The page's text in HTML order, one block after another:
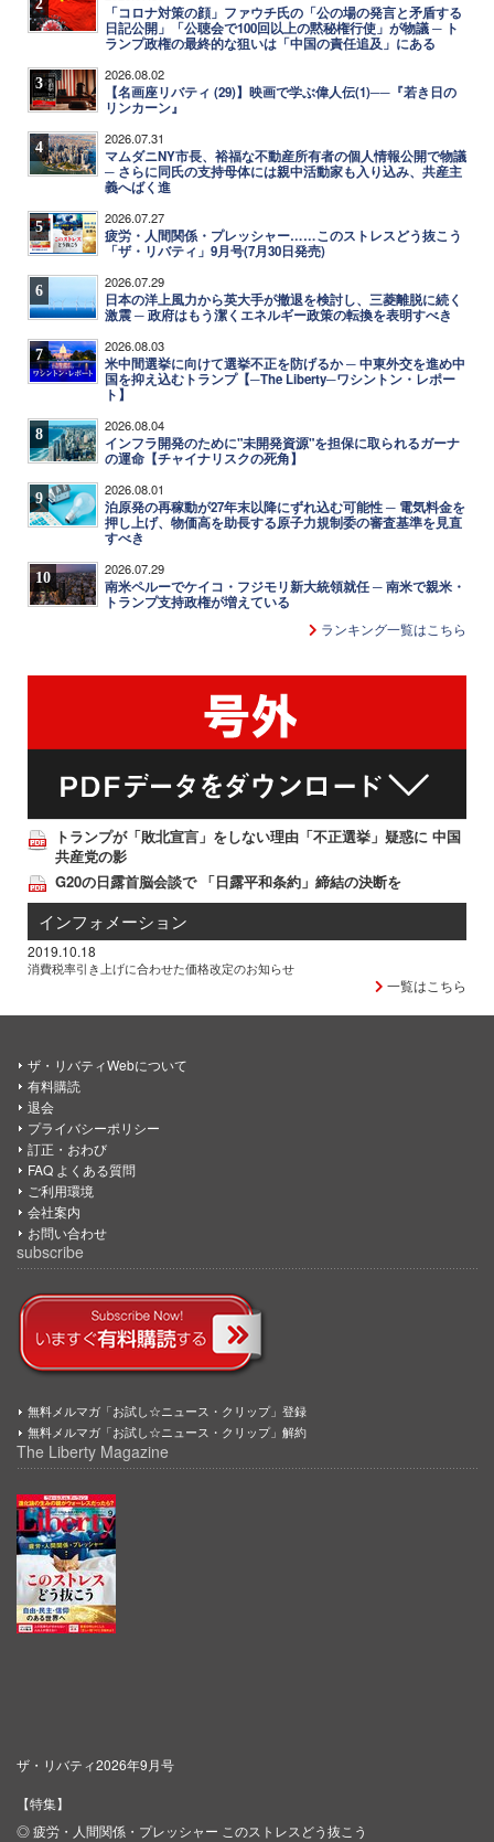
2
「コロナ対策の顔」ファウチ氏の「公の場の発言と矛盾する
日記公開」「公聴会で100回以上の黙秘権行使」が物議 ─ ト
ランプ政権の最終的な狙いは「中国の責任追及」にある
3 2026.08.02
【名画座リバティ (29)】映画で学ぶ偉人伝(1)──『若き日の
リンカーン』
4 2026.07.31
マムダニNY市長、裕福な不動産所有者の個人情報公開で物議
─ さらに同氏の支持母体には親中活動家も入り込み、共産主
義へばく進
5 2026.07.27
疲労・人間関係・プレッシャー……このストレスどう抜こう
「ザ・リバティ」9月号(7月30日発売)
6 2026.07.29
日本の洋上風力から英大手が撤退を検討し、三菱離脱に続く
激震 ─ 政府はもう潔くエネルギー政策の転換を表明すべき
7 2026.08.03
米中間選挙に向けて選挙不正を防げるか ─ 中東外交を進め中
国を抑え込むトランプ【─The Liberty─ワシントン・レポー
ト】
8 2026.08.04
インフラ開発のために"未開発資源"を担保に取られるガーナ
の運命【チャイナリスクの死角】
9 2026.08.01
泊原発の再稼動が27年末以降にずれ込む可能性 ─ 電気料金を
押し上げ、物価高を助長する原子力規制委の審査基準を見直
すべき
10 2026.07.29
南米ペルーでケイコ・フジモリ新大統領就任 ─ 南米で親米・
トランプ支持政権が増えている
ランキング一覧はこちら
トランプが「敗北宣言」をしない理由「不正選挙」疑惑に 中国
共産党の影
G20の日露首脳会談で 「日露平和条約」締結の決断を
インフォメーション
2019.10.18
消費税率引き上げに合わせた価格改定のお知らせ
一覧はこちら
ザ・リバティWebについて
有料購読
退会
プライバシーポリシー
訂正・おわび
FAQ よくある質問
ご利用環境
会社案内
お問い合わせ
subscribe
無料メルマガ「お試し☆ニュース・クリップ」登録
無料メルマガ「お試し☆ニュース・クリップ」解約
The Liberty Magazine
ザ・リバティ2026年9月号
【特集】
◎ 疲労・人間関係・プレッシャー このストレスどう抜こう